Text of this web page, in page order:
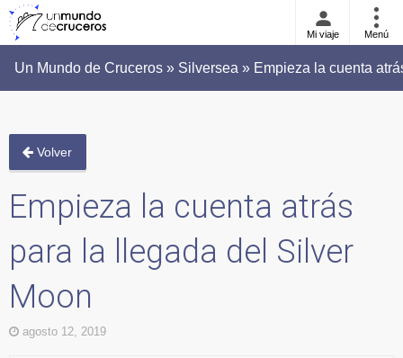
Mi viaje Menú
Un Mundo de Cruceros » Silversea » Empieza la cuenta
Volver
Empieza la cuenta atrás
para la llegada del Silver
Moon
agosto 12, 2019